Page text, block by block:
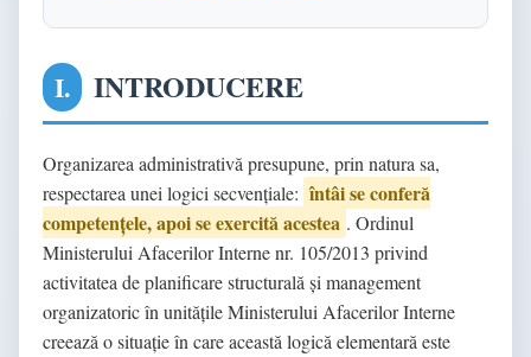
I. INTRODUCERE
Organizarea administrativă presupune, prin natura sa,
respectarea unei logici secvențiale: întâi se conferă
competențele, apoi se exercită acestea . Ordinul
Ministerului Afacerilor Interne nr. 105/2013 privind
activitatea de planificare structurală și management
organizatoric în unitățile Ministerului Afacerilor Interne
creează o situație în care această logică elementară este